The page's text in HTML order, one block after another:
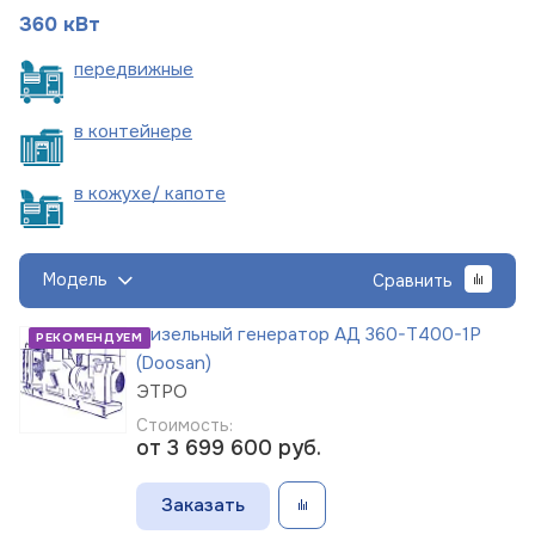
360 кВт
передвижные
в контейнере
в кожухе/ капоте
Модель Сравнить
РЕКОМЕНДУЕМДизельный генератор АД 360-Т400-1Р
(Doosan)
ЭТРО
Стоимость:
от 3 699 600 руб.
Заказать